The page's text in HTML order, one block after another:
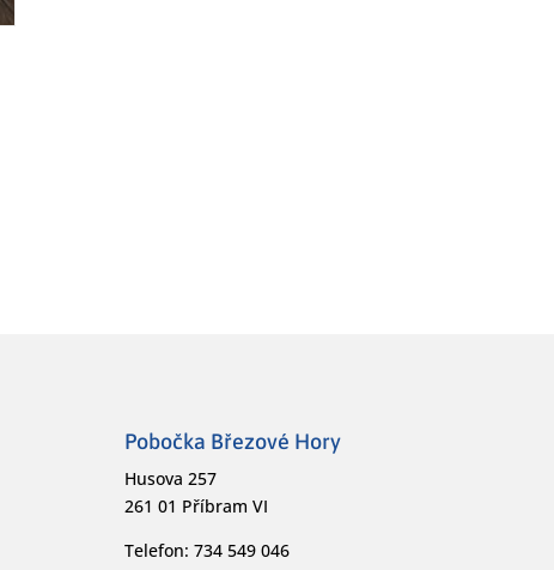
Pobočka Březové Hory
Husova 257
261 01 Příbram VI
Telefon: 734 549 046